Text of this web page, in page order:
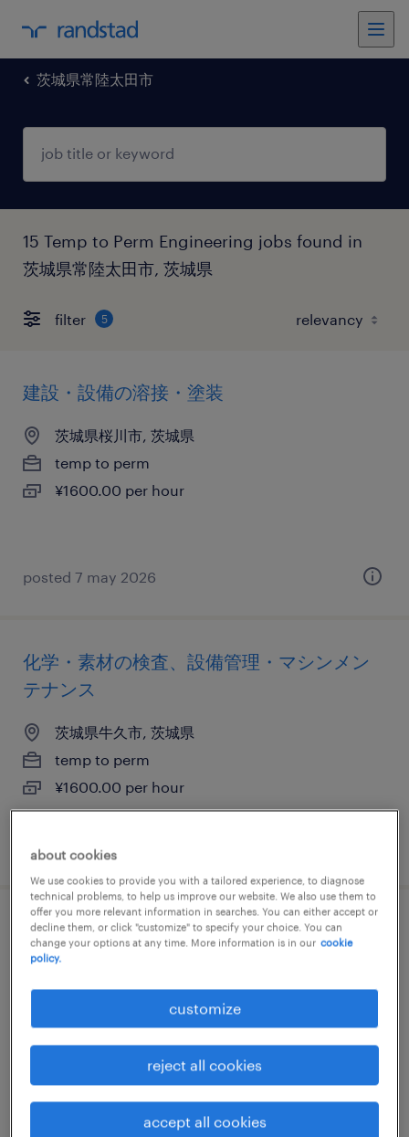
茨城県常陸太田市
15 Temp to Perm Engineering jobs found in
茨城県常陸太田市, 茨城県
filter 5
建設・設備の溶接・塗装
茨城県桜川市, 茨城県
temp to perm
¥1600.00 per hour
posted 7 may 2026
化学・素材の検査、設備管理・マシンメン
テナンス
茨城県牛久市, 茨城県
temp to perm
¥1600.00 per hour
posted 25 november 2024
建設・設備の組立・部品加工
¥1350.00 per hour
posted 30 april 2026
about cookies
We use cookies to provide you with a tailored experience, to diagnose
technical problems, to help us improve our website. We also use them to
offer you more relevant information in searches. You can either accept or
decline them, or click "customize" to specify your choice. You can
change your options at any time. More information is in our cookie
policy.
customize
reject all cookies
accept all cookies